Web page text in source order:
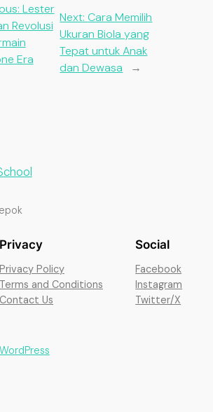
Lester
Revolusi
Era
Next:Cara Memilih
Ukuran Biola yang
Tepat untuk Anak
dan Dewasa
→
Privacy
Privacy Policy
Terms and Conditions
Contact Us
Social
Facebook
Instagram
Twitter/X
WordPress